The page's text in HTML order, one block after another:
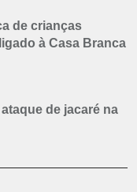
de crianças
à Casa Branca
de jacaré na